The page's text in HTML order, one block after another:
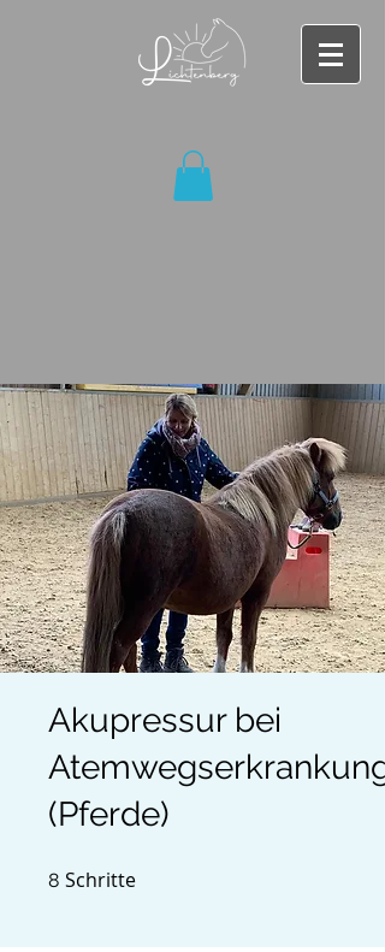
Akupressur bei
(Pferde)
8 Schritte